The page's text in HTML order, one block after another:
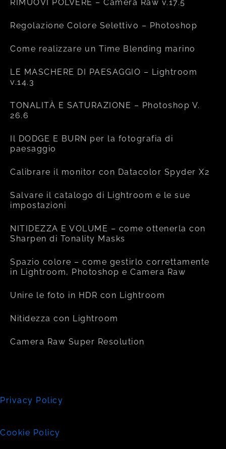
RIMUOVI POLVERE – Camera Raw v.17.5
Regolazione Colore Selettivo – Photoshop
Come realizzare un Time Blending marino
LE MASCHERE DI PAESAGGIO – Lightroom
v.14.3
TONALITÀ E SATURAZIONE – Photoshop V.
26.6
Il DODGE E BURN per la fotografia di
paesaggio
Calibrare il monitor con Datacolor Spyder X2
Salvare il catalogo di Lightroom e le sue
impostazioni
NITIDEZZA E VOLUME – come ottenerla con
Sharpen di Tonality Masks
Spazio colore – come gestirlo correttamente
in Lightroom, Photoshop e Camera Raw
Unire le foto in HDR con Lightroom
Nitidezza con Lightroom
Camera Raw Super Resolution
Privacy Policy
Cookie Policy